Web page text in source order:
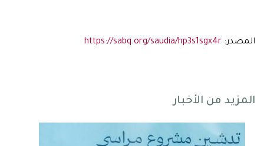
المصدر: https://sabq.org/saudia/hp3s1sgx4r
المزيد من الأخبار